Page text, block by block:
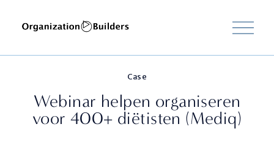
M
e
u
Webinar helpen organiseren
voor 400+ diëtisten (Mediq)
Case